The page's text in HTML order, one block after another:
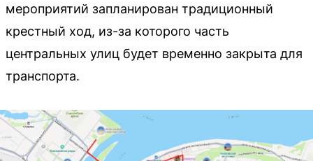
мероприятий запланирован традиционный
крестный ход, из-за которого часть
центральных улиц будет временно закрыта для
транспорта.